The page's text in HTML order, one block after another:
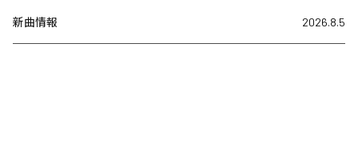
新曲情報 2026.8.5